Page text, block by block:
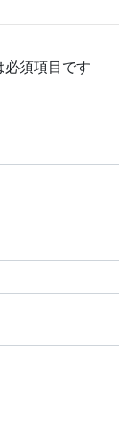
必須項目です